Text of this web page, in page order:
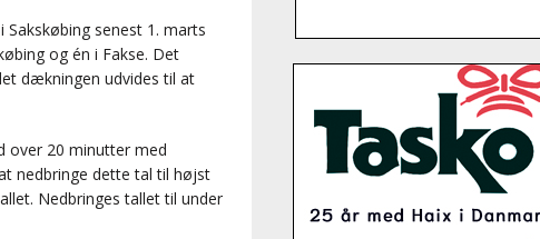
senest 1. marts
og én i Fakse. Det
dækningen udvides til at
over 20 minutter med
nedbringe dette tal til højst
Nedbringes tallet til under